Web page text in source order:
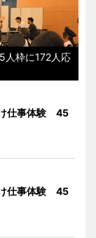
枠に172人応
け仕事体験 45
け仕事体験 45